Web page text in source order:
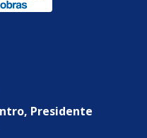
Presidente